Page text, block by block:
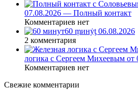
07.08.2026 — Полный контакт
Комментариев нет
60 ṃинẏƫ 06.08.2026
2 комментария
логика с Сергеем Михеевым от
Комментариев нет
Свежие комментарии